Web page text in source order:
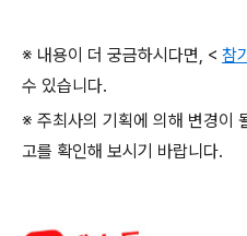
※ 내용이 더 궁금하시다면, < 참
수 있습니다.
※ 주최사의 기획에 의해 변경이
고를 확인해 보시기 바랍니다.